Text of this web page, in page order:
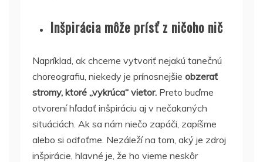
Inšpirácia môže prísť z ničoho nič
Napríklad, ak chceme vytvoriť nejakú tanečnú
choreografiu, niekedy je prínosnejšie obzerať
stromy, ktoré „vykrúca“ vietor. Preto buďme
otvorení hľadať inšpiráciu aj v nečakaných
situáciách. Ak sa nám niečo zapáči, zapíšme
alebo si odfoťme. Nezáleží na tom, aký je zdroj
inšpirácie, hlavné je, že ho vieme neskôr